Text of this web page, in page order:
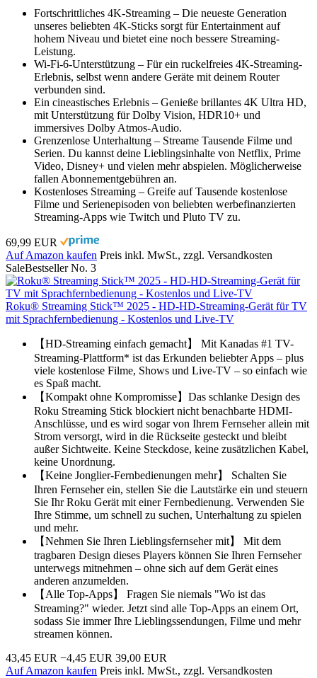
Fortschrittliches 4K-Streaming – Die neueste Generation
unseres beliebten 4K-Sticks sorgt für Entertainment auf
hohem Niveau und bietet eine noch bessere Streaming-
Leistung.
Wi-Fi-6-Unterstützung – Für ein ruckelfreies 4K-Streaming-
Erlebnis, selbst wenn andere Geräte mit deinem Router
verbunden sind.
Ein cineastisches Erlebnis – Genieße brillantes 4K Ultra HD,
mit Unterstützung für Dolby Vision, HDR10+ und
immersives Dolby Atmos-Audio.
Grenzenlose Unterhaltung – Streame Tausende Filme und
Serien. Du kannst deine Lieblingsinhalte von Netflix, Prime
Video, Disney+ und vielen mehr abspielen. Möglicherweise
fallen Abonnementgebühren an.
Kostenloses Streaming – Greife auf Tausende kostenlose
Filme und Serienepisoden von beliebten werbefinanzierten
Streaming-Apps wie Twitch und Pluto TV zu.
69,99 EUR
Auf Amazon kaufen Preis inkl. MwSt., zzgl. Versandkosten
SaleBestseller No. 3
Roku® Streaming Stick™ 2025 - HD-HD-Streaming-Gerät für TV
mit Sprachfernbedienung - Kostenlos und Live-TV
【HD-Streaming einfach gemacht】 Mit Kanadas #1 TV-
Streaming-Plattform* ist das Erkunden beliebter Apps – plus
viele kostenlose Filme, Shows und Live-TV – so einfach wie
es Spaß macht.
【Kompakt ohne Kompromisse】Das schlanke Design des
Roku Streaming Stick blockiert nicht benachbarte HDMI-
Anschlüsse, und es wird sogar von Ihrem Fernseher allein mit
Strom versorgt, wird in die Rückseite gesteckt und bleibt
außer Sichtweite. Keine Steckdose, keine zusätzlichen Kabel,
keine Unordnung.
【Keine Jonglier-Fernbedienungen mehr】 Schalten Sie
Ihren Fernseher ein, stellen Sie die Lautstärke ein und steuern
Sie Ihr Roku Gerät mit einer Fernbedienung. Verwenden Sie
Ihre Stimme, um schnell zu suchen, Unterhaltung zu spielen
und mehr.
【Nehmen Sie Ihren Lieblingsfernseher mit】 Mit dem
tragbaren Design dieses Players können Sie Ihren Fernseher
unterwegs mitnehmen – ohne sich auf dem Gerät eines
anderen anzumelden.
【Alle Top-Apps】 Fragen Sie niemals "Wo ist das
Streaming?" wieder. Jetzt sind alle Top-Apps an einem Ort,
sodass Sie immer Ihre Lieblingssendungen, Filme und mehr
streamen können.
43,45 EUR −4,45 EUR 39,00 EUR
Auf Amazon kaufen Preis inkl. MwSt., zzgl. Versandkosten